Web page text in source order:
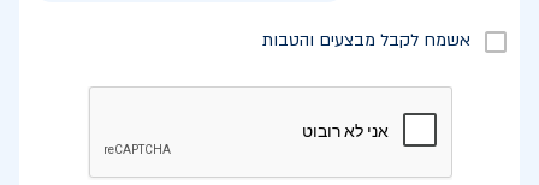
אשמח לקבל מבצעים והטבות